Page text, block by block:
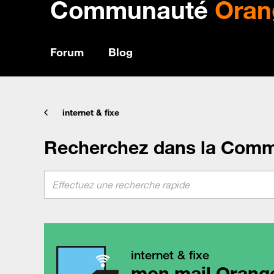
Communauté
Forum Blog
internet & fixe
Recherchez dans la
internet & fixe